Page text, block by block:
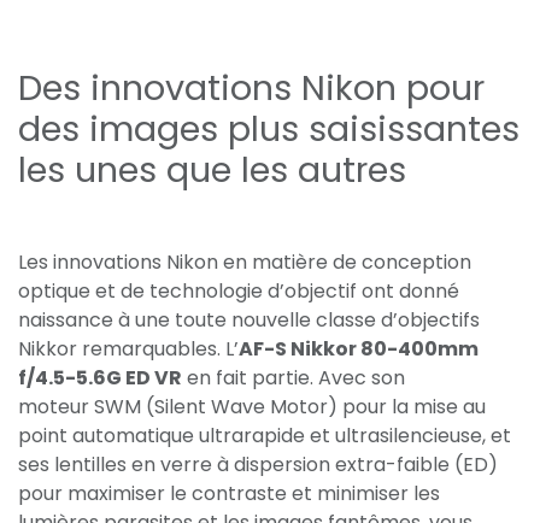
Des innovations Nikon pour
des images plus saisissantes
les unes que les autres
Les innovations Nikon en matière de conception
optique et de technologie d’objectif ont donné
naissance à une toute nouvelle classe d’objectifs
Nikkor remarquables. L’AF-S Nikkor 80-400mm
f/4.5-5.6G ED VR en fait partie. Avec son
moteur SWM (Silent Wave Motor) pour la mise au
point automatique ultrarapide et ultrasilencieuse, et
ses lentilles en verre à dispersion extra-faible (ED)
pour maximiser le contraste et minimiser les